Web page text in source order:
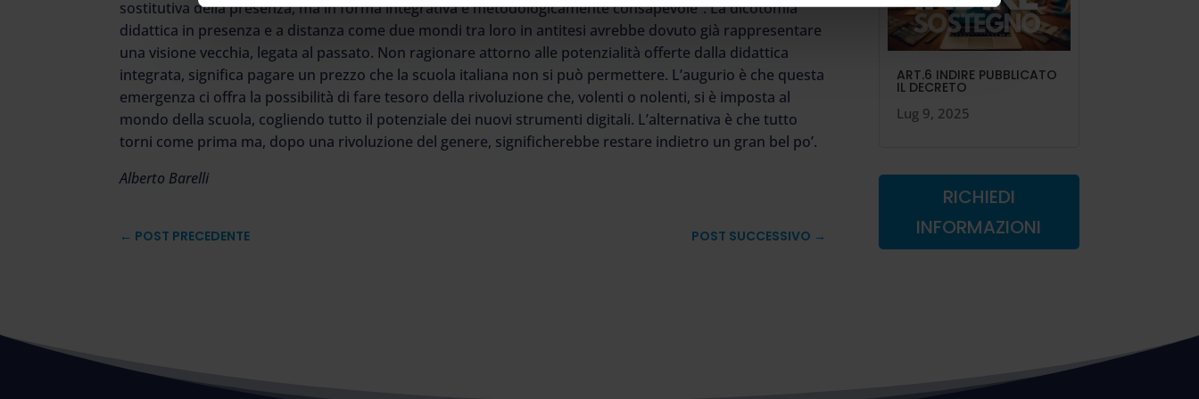
sostitutiva della presenza, ma in forma integrativa e metodologicamente consapevole”. La dicotomia
didattica in presenza e a distanza come due mondi tra loro in antitesi avrebbe dovuto già rappresentare
una visione vecchia, legata al passato. Non ragionare attorno alle potenzialità offerte dalla didattica
integrata, significa pagare un prezzo che la scuola italiana non si può permettere. L’augurio è che questa
emergenza ci offra la possibilità di fare tesoro della rivoluzione che, volenti o nolenti, si è imposta al
mondo della scuola, cogliendo tutto il potenziale dei nuovi strumenti digitali. L’alternativa è che tutto
torni come prima ma, dopo una rivoluzione del genere, significherebbe restare indietro un gran bel po’.
Alberto Barelli
← POST PRECEDENTE POST SUCCESSIVO →
ART.6 INDIRE PUBBLICATO
IL DECRETO
Lug 9, 2025
RICHIEDI
INFORMAZIONI